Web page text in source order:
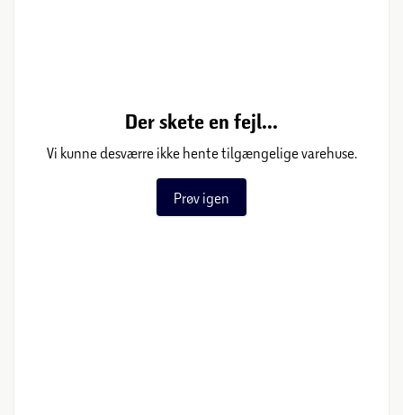
Der skete en fejl...
Vi kunne desværre ikke hente tilgængelige varehuse.
Prøv igen